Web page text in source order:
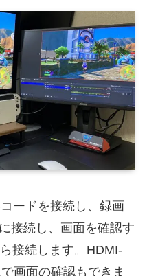
ードを接続し、録画
接続し、画面を確認す
接続します。HDMI-
画面の確認もできま